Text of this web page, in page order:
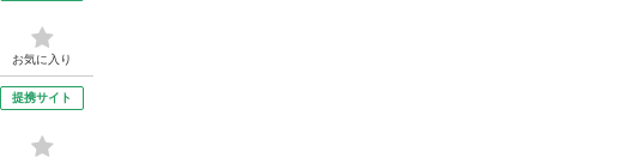
お気に入り
提携サイト